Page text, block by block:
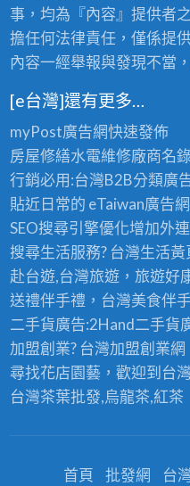
事，均為『內容』提供者
擔任何法律責任，僅係提
內容一經舉報與發現不當
[e台灣]還有更多…
myPost廣告網快速發佈
房屋修繕水電維修廠商名
行銷必用:台灣B2B分類廣
貼近日常的 eTaiwan廣告網
SEO搜尋引擎優化增加外連
搜尋生活服務? 台灣生活黃
赴台遊,台灣旅遊，旅遊好
送禮伴手禮，台灣美食伴
二手貨廣告:2Hand二手貨
加盟創業? 台灣加盟創業網
尋找花店園藝，歡迎到 台
台灣茶葉批發,烏龍茶,紅茶
首頁 批發網 台